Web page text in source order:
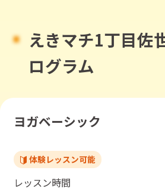
えきマチ1丁目佐
ログラム
ヨガベーシック
体験レッスン可能
レッスン時間